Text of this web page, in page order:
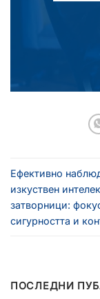
Ефективно
изкуствен
затворници:
сигурността и
ПОСЛЕДНИ